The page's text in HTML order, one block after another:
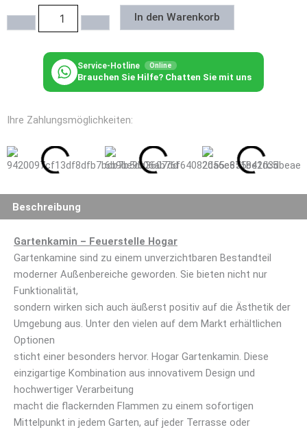
Hogar
In den Warenkorb
Service-Hotline Online
Brauchen Sie Hilfe? Chatten Sie mit uns
Ihre Zahlungsmöglichkeiten:
Beschreibung
Gartenkamin – Feuerstelle Hogar
Gartenkamine sind zu einem unverzichtbaren Bestandteil
moderner Außenbereiche geworden. Sie bieten nicht nur
Funktionalität,
sondern wirken sich auch äußerst positiv auf die Ästhetik der
Umgebung aus. Unter den vielen auf dem Markt erhältlichen
Optionen
sticht einer besonders hervor. Hogar Gartenkamin. Diese
einzigartige Kombination aus innovativem Design und
hochwertiger Verarbeitung
macht die flackernden Flammen zu einem sofortigen
Mittelpunkt in jedem Garten, auf jeder Terrasse oder